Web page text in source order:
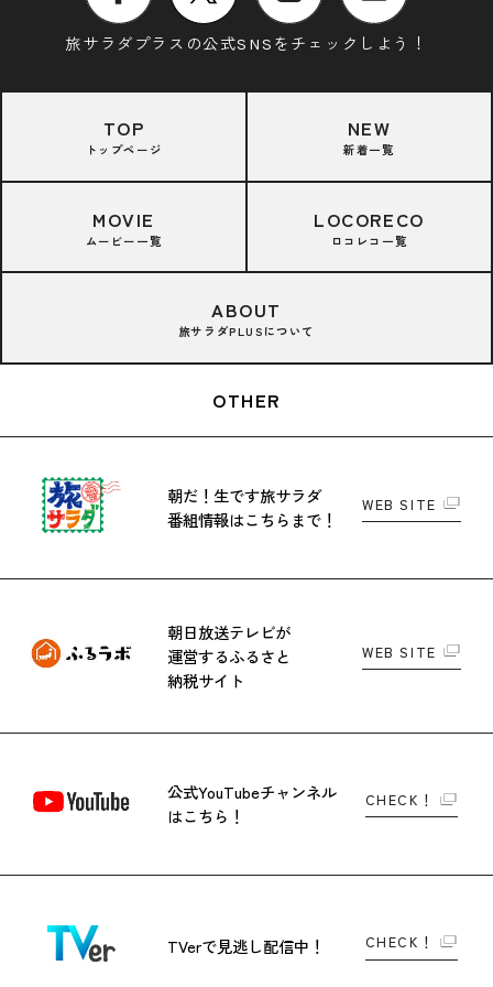
旅サラダプラスの公式SNSをチェックしよう！
TOP
トップページ
NEW
新着一覧
MOVIE
ムービー一覧
LOCORECO
ロコレコ一覧
ABOUT
旅サラダPLUSについて
OTHER
朝だ！生です旅サラダ
番組情報はこちらまで！
WEB SITE
朝日放送テレビが
運営するふるさと
納税サイト
WEB SITE
公式YouTubeチャンネル
はこちら！
CHECK！
TVerで見逃し配信中！ CHECK！